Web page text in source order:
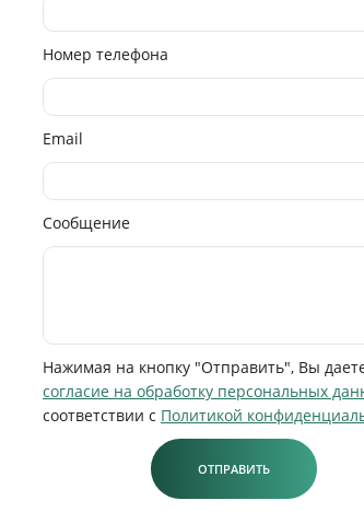
Номер телефона
Email
Сообщение
Нажимая на кнопку "Отправить", Вы
согласие на обработку персональных
соответствии с Политикой
ОТПРАВИТЬ